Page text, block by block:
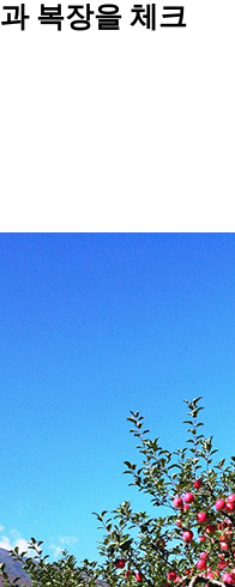
복장을 체크